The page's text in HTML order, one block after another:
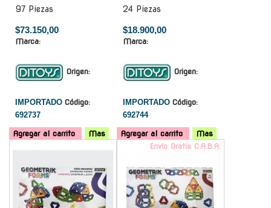
97 Piezas
$73.150,00
Marca:
Origen:
IMPORTADO Código:
692737
Agregar al carrito Mas
24 Piezas
$18.900,00
Marca:
Origen:
IMPORTADO Código:
692744
Agregar al carrito
Mas
Envío Gratis C.A.B.A.